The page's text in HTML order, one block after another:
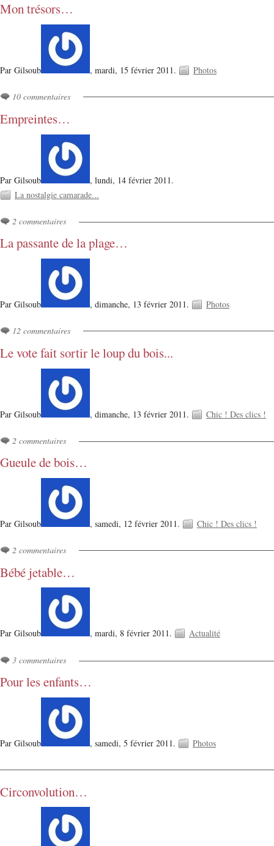
Mon trésors…
Par Gilsoub , mardi, 15 février 2011. Photos
10 commentaires
Empreintes…
Par Gilsoub , lundi, 14 février 2011.
La nostalgie camarade...
2 commentaires
La passante de la plage…
Par Gilsoub , dimanche, 13 février 2011. Photos
12 commentaires
Le vote fait sortir le loup du bois...
Par Gilsoub , dimanche, 13 février 2011. Chic ! Des clics !
2 commentaires
Gueule de bois…
Par Gilsoub , samedi, 12 février 2011. Chic ! Des clics !
2 commentaires
Bébé jetable…
Par Gilsoub , mardi, 8 février 2011. Actualité
3 commentaires
Pour les enfants…
Par Gilsoub , samedi, 5 février 2011. Photos
Circonvolution…